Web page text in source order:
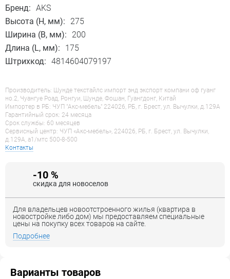
Бренд: AKS
Высота (H, мм):
275
Ширина (B, мм):
200
Длина (L, мм):
175
Штрихкод: 4814604079197
Производитель: Шунде текстайлс импорт энд экспорт компани оф гуанг
но.2, Чуангуе Роад, Ронгуи, Шунде, Фошан, Гуангдонг, Китай
Импортер в РБ: ЧУП "Акс-мебель" 224026, РБ, г. Брест, ул. Вычулки, д.129А
Гарантийный срок: 24 месяца
Срок службы: 60 месяцев
Сервисный центр: ЧУП «Акс-мебель», 224026, РБ, г. Брест, ул. Вычулки,
д.129А, a1/мтс 500-8-500
Контакты
-10 %
скидка для новоселов
Для владельцев новоотстроенного жилья (квартира в
новостройке либо дом) мы предоставляем специальные
цены на покупку всех товаров на сайте.
Подробнее
Варианты товаров